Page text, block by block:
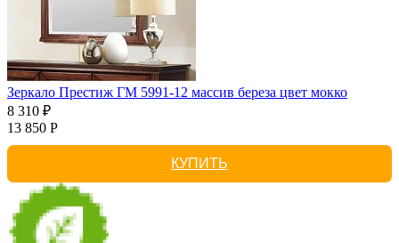
Зеркало Престиж ГМ 5991-12 массив береза цвет мокко
8 310 ₽
13 850 Р
КУПИТЬ